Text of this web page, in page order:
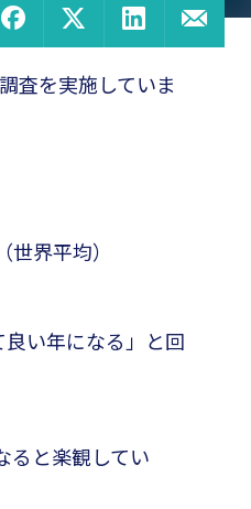
査を実施していま
界平均）
良い年になる」と回
ると楽観してい